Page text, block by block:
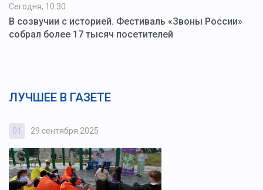
Сегодня, 10:30
В созвучии с историей. Фестиваль «Звоны России»
собрал более 17 тысяч посетителей
ЛУЧШЕЕ В ГАЗЕТЕ
01 29 сентября 2025